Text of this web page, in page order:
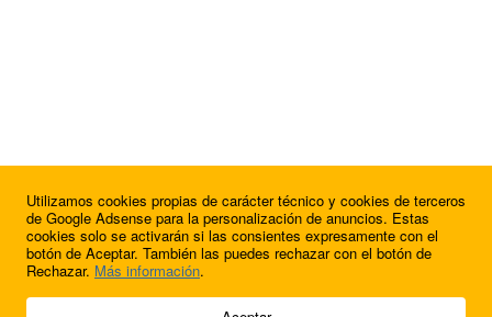
© 2009 - 2026 Soluciones Corporativas IP, SL.
Utilizamos cookies propias de carácter técnico y cookies de terceros
de Google Adsense para la personalización de anuncios. Estas
cookies solo se activarán si las consientes expresamente con el
botón de Aceptar. También las puedes rechazar con el botón de
Rechazar. Más información.